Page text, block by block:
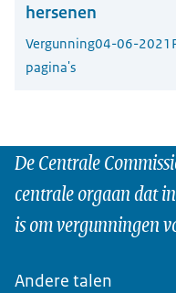
hersenen
Vergunning04-06-2021
pagina's
De Centrale
centrale orgaan dat
is om vergunningen
Andere talen